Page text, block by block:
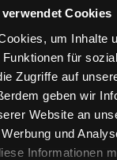
Cookies
um Inhalte
für
Zugriffe auf
geben wir
Website an
und
Informationen
&
&
CAPS &